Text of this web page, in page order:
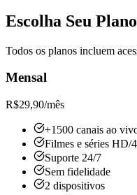
Escolha Seu Plano
Todos os planos incluem
Mensal
R$29,90/mês
+1500 canais ao
Filmes e séries HD/
Suporte 24/7
Sem fidelidade
2 dispositivos